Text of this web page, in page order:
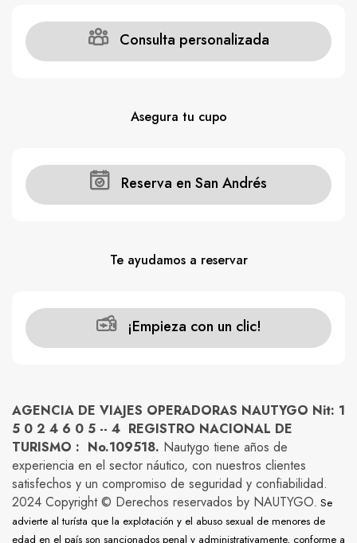
Consulta personalizada
Asegura tu cupo
Reserva en San Andrés
Te ayudamos a reservar
¡Empieza con un clic!
AGENCIA DE VIAJES OPERADORAS NAUTYGO Nit: 1
5 0 2 4 6 0 5 -- 4 REGISTRO NACIONAL DE
TURISMO : No.109518. Nautygo tiene años de
experiencia en el sector náutico, con nuestros clientes
satisfechos y un compromiso de seguridad y confiabilidad.
2024 Copyright © Derechos reservados by NAUTYGO. Se
advierte al turísta que la explotación y el abuso sexual de menores de
edad en el país son sancionados penal y administrativamente, conforme a